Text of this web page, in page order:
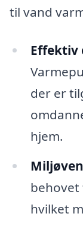
til vand
Effektiv
der er
hjem.
hvilket